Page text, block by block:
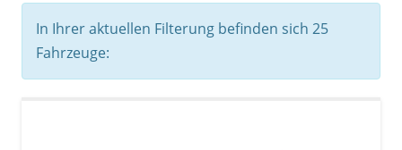
In Ihrer aktuellen Filterung befinden sich 25
Fahrzeuge: